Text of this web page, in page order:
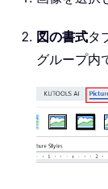
図の書式タ
グループ内